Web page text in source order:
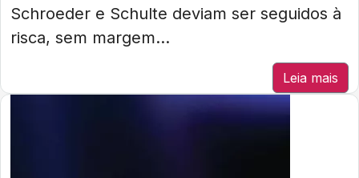
Schroeder e Schulte deviam ser seguidos à
risca, sem margem...
Leia mais